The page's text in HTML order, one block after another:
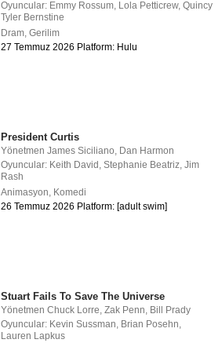
Oyuncular: Emmy Rossum, Lola Petticrew,Quincy
Tyler Bernstine
Dram,Gerilim
27 Temmuz 2026 Platform: Hulu
President Curtis
YönetmenJames Siciliano, Dan Harmon
Oyuncular: Keith David ,Stephanie Beatriz,Jim
Rash
Animasyon, Komedi
26 Temmuz 2026 Platform: [adult swim]
Stuart Fails To Save The Universe
YönetmenChuck Lorre,Zak Penn, Bill Prady
Oyuncular: Kevin Sussman, Brian Posehn,
Lauren Lapkus